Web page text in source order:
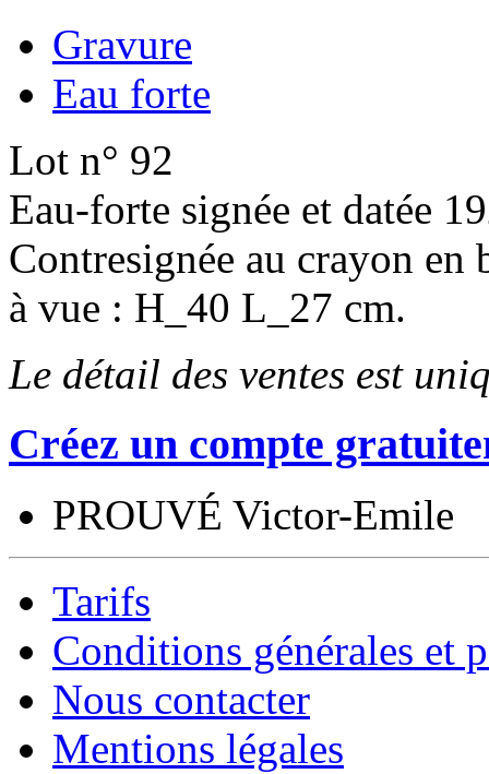
Gravure
Eau forte
Lot n° 92
Eau-forte signée et datée
Contresignée au crayon en
à vue : H_40 L_27 cm.
Le détail des ventes est
Créez un compte
PROUVÉ Victor-Emile
Tarifs
Conditions générales et
Nous contacter
Mentions légales